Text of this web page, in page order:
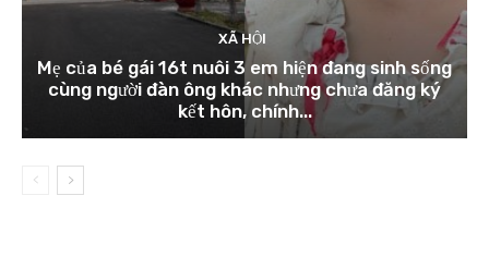
XÃ HỘI
Mẹ của bé gái 16t nuôi 3 em hiện đang sinh sống
cùng người đàn ông khác nhưng chưa đăng ký
kết hôn, chính...